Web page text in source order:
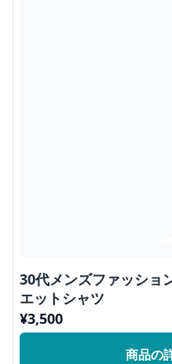
30代メンズファッショ
エットシャツ
¥3,500
商品の